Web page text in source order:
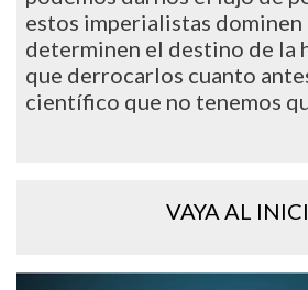
estos imperialistas dominen
determinen el destino de la
que derrocarlos cuanto
científico que no tenemos
VAYA AL